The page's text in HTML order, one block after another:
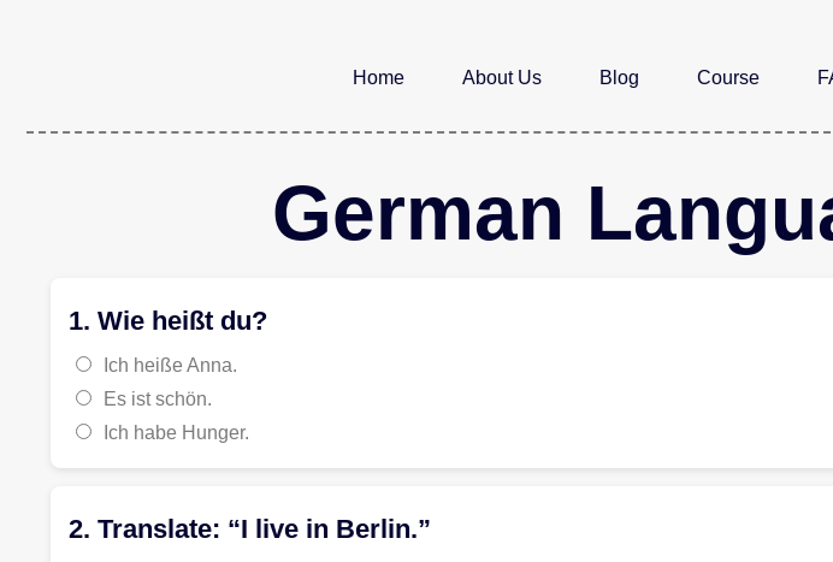
Home About Us Blog Course
German
1. Wie heißt du?
Ich heiße Anna.
Es ist schön.
Ich habe Hunger.
2. Translate: “I live in Berlin.”